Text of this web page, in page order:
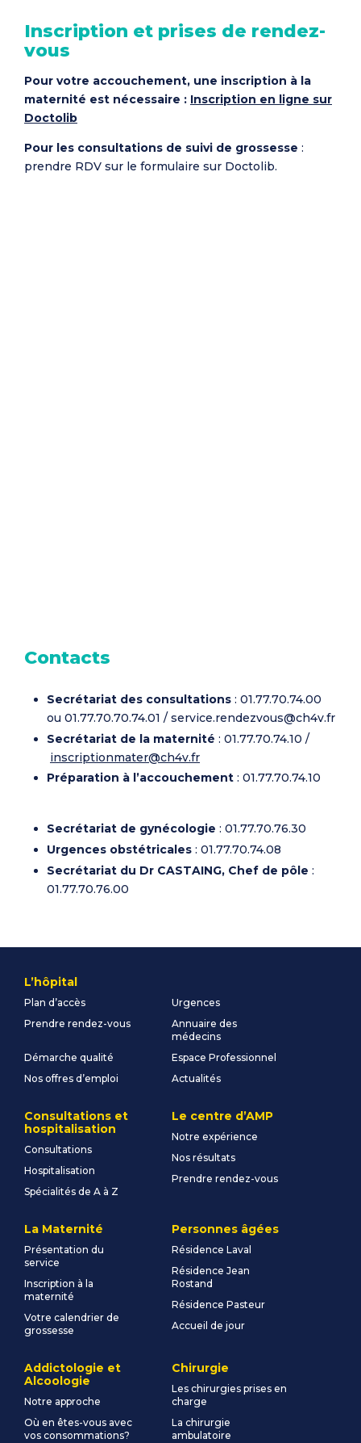
Inscription et prises de rendez-
vous
Pour votre accouchement, une inscription à la
maternité est nécessaire : Inscription en ligne sur
Doctolib
Pour les consultations de suivi de grossesse :
prendre RDV sur le formulaire sur Doctolib.
Contacts
Secrétariat des consultations : 01.77.70.74.00
ou 01.77.70.70.74.01 / service.rendezvous@ch4v.fr
Secrétariat de la maternité : 01.77.70.74.10 /
inscriptionmater@ch4v.fr
Préparation à l’accouchement : 01.77.70.74.10
Secrétariat de gynécologie : 01.77.70.76.30
Urgences obstétricales : 01.77.70.74.08
Secrétariat du Dr CASTAING, Chef de pôle :
01.77.70.76.00
L’hôpital
Plan d’accès
Urgences
Prendre rendez-vous
Annuaire des
médecins
Démarche qualité
Espace Professionnel
Nos offres d’emploi
Actualités
Consultations et
hospitalisation
Consultations
Hospitalisation
Spécialités de A à Z
Le centre d’AMP
Notre expérience
Nos résultats
Prendre rendez-vous
La Maternité
Présentation du
service
Inscription à la
maternité
Votre calendrier de
grossesse
Personnes âgées
Résidence Laval
Résidence Jean
Rostand
Résidence Pasteur
Accueil de jour
Addictologie et
Alcoologie
Notre approche
Où en êtes-vous avec
vos consommations?
Chirurgie
Les chirurgies prises en
charge
La chirurgie
ambulatoire